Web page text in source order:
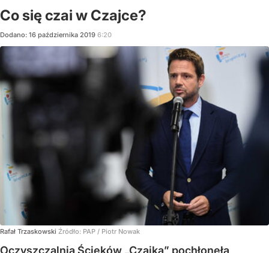
Co się czai w Czajce?
Dodano: 16 października 2019 6:20
Rafał Trzaskowski Źródło: PAP / Piotr Nowak
Oczyszczalnia Ścieków „Czajka” pochłonęła